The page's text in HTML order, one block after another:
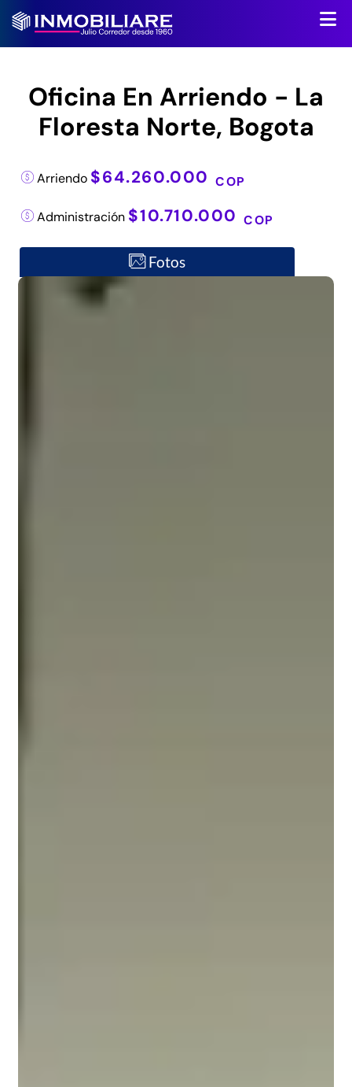
Oficina En Arriendo - La
Floresta Norte, Bogota
Arriendo $64.260.000COP
Administración $10.710.000COP
Fotos